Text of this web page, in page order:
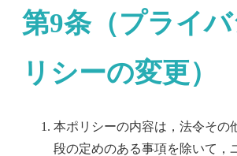
第9条（プライ
リシーの変更）
本ポリシーの内容は，法令その
段の定めのある事項を除いて，